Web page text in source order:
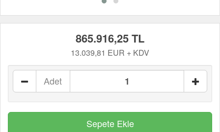
865.916,25 TL
13.039,81 EUR + KDV
Adet